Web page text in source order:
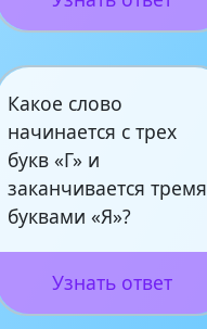
Какое слово
начинается с трех
букв «Г» и
заканчивается тремя
буквами «Я»?
Узнать ответ